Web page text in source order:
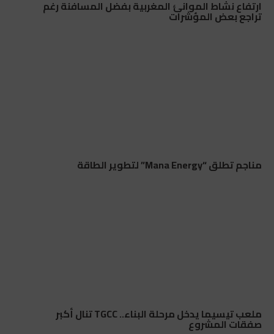
ارتفاع نشاط الموانئ المغربية بفضل المسافنة رغم
تراجع بعض المؤشرات
مناجم تطلق “Mana Energy” لتطوير الطاقة
ملعب تيسيما يدخل مرحلة البناء.. TGCC تنال أكبر
صفقات المشروع